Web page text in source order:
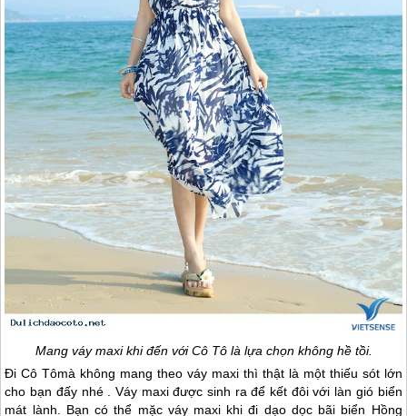
Mang váy maxi khi đến vớiCô Tôlà lựa chọn không hề tồi.
ĐiCô Tômà không mang theo váy maxi thì thật là một thiếu sót lớn
cho bạn đấy nhé . Váy maxi được sinh ra để kết đôi với làn gió biển
mát lành. Bạn có thể mặc váy maxi khi đi dạo dọc bãi biển Hồng